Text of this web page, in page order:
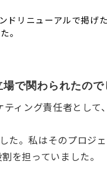
リニューアルで掲げ
。
で関わられたので
ィング責任者として
た。私はそのプロジ
を担っていました。